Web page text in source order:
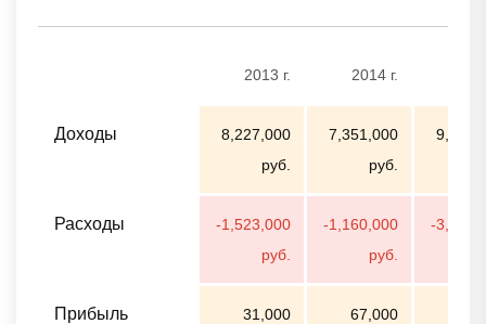
2013 г. 2014 г.
Доходы
8,227,000
руб.
7,351,000
руб.
Расходы
-1,523,000
руб.
-1,160,000
руб.
-
Прибыль
31,000
67,000